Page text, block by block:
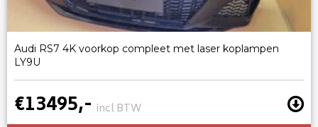
Audi RS7 4K voorkop compleet met laser koplampen
LY9U
€13495,- incl BTW